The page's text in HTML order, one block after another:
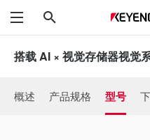
菜单
搭载 AI × 视觉存储器视觉
概述 产品规格 型号